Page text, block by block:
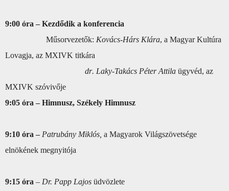
9:00 óra – Kezdődik a konferencia
Műsorvezetők: Kovács-Hárs Klára, a Magyar Kultúra
Lovagja, az MXIVK titkára
dr. Laky-Takács Péter Attila ügyvéd, az
MXIVK szóvivője
9:05 óra – Himnusz, Székely Himnusz
9:10 óra – Patrubány Miklós, a Magyarok Világszövetsége
elnökének megnyitója
9:15 óra – Dr. Papp Lajos üdvözlete